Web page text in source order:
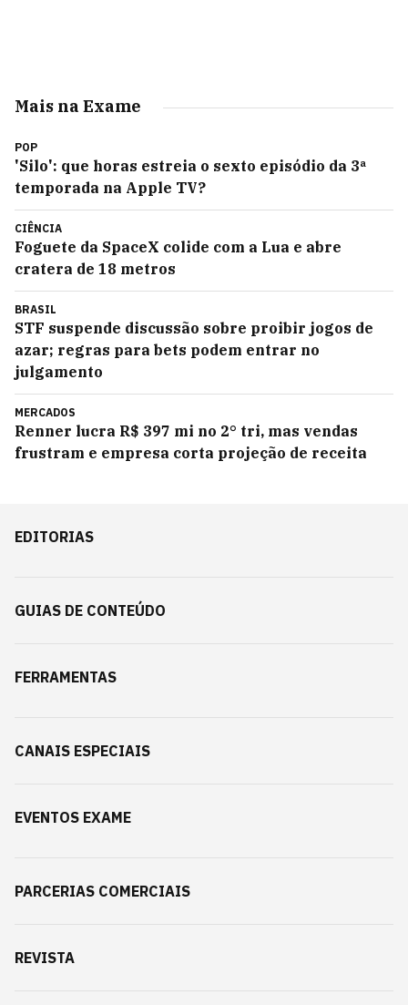
Mais na Exame
POP
'Silo': que horas estreia o sexto episódio da 3ª
temporada na Apple TV?
CIÊNCIA
Foguete da SpaceX colide com a Lua e abre
cratera de 18 metros
BRASIL
STF suspende discussão sobre proibir jogos de
azar; regras para bets podem entrar no
julgamento
MERCADOS
Renner lucra R$ 397 mi no 2° tri, mas vendas
frustram e empresa corta projeção de receita
EDITORIAS
GUIAS DE CONTEÚDO
FERRAMENTAS
CANAIS ESPECIAIS
EVENTOS EXAME
PARCERIAS COMERCIAIS
REVISTA